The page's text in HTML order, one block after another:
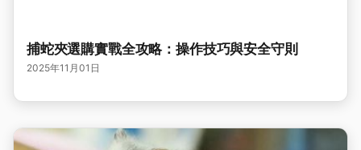
捕蛇夾選購實戰全攻略：操作技巧與安全守則
2025年11月01日